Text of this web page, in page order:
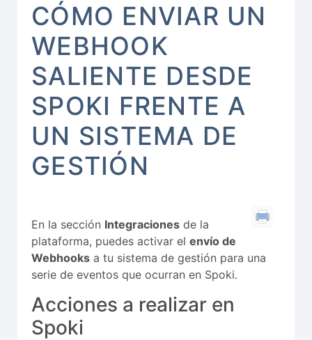
CÓMO ENVIAR UN
WEBHOOK
SALIENTE DESDE
SPOKI FRENTE A
UN SISTEMA DE
GESTIÓN
En la sección Integraciones de la
plataforma, puedes activar el envío de
Webhooks a tu sistema de gestión para una
serie de eventos que ocurran en Spoki.
Acciones a realizar en
Spoki